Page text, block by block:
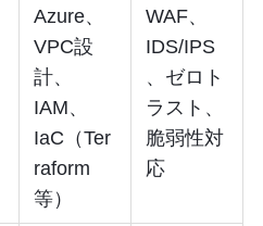
Azure、
VPC設
計、
IAM、
IaC（Ter
raform
等）
WAF、
IDS/IPS
、ゼロト
ラスト、
脆弱性対
応